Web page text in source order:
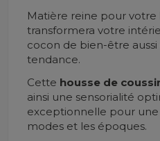
Matière reine pour votre
transformera votre
cocon de bien-être
tendance.
Cette housse de
ainsi une sensorialité
exceptionnelle pour
modes et les époques.